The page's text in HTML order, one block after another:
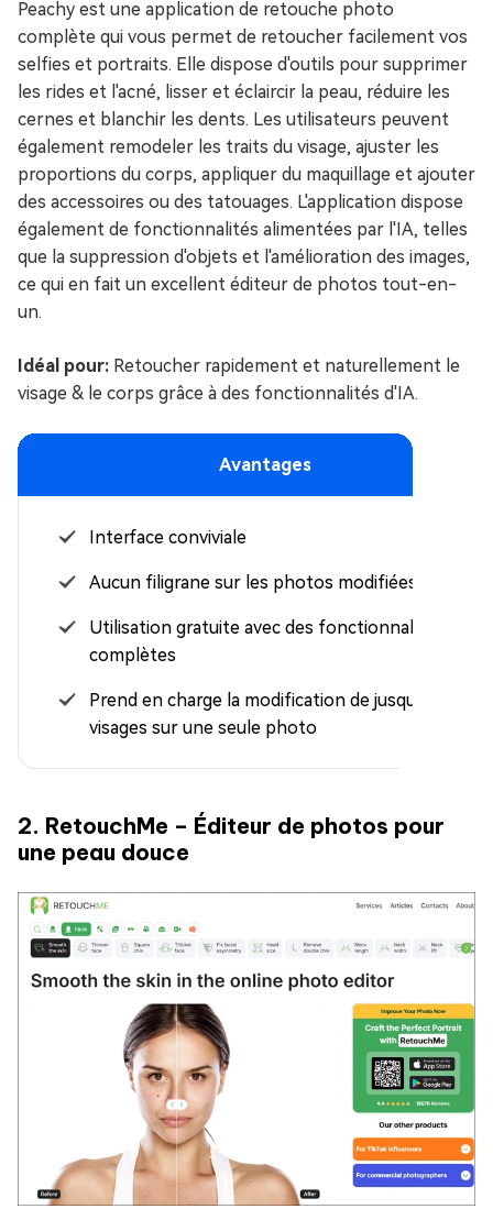
Peachy est une application de retouche photo
complète qui vous permet de retoucher facilement vos
selfies et portraits. Elle dispose d'outils pour supprimer
les rides et l'acné, lisser et éclaircir la peau, réduire les
cernes et blanchir les dents. Les utilisateurs peuvent
également remodeler les traits du visage, ajuster les
proportions du corps, appliquer du maquillage et ajouter
des accessoires ou des tatouages. L'application dispose
également de fonctionnalités alimentées par l'IA, telles
que la suppression d'objets et l'amélioration des images,
ce qui en fait un excellent éditeur de photos tout-en-
un.
Idéal pour: Retoucher rapidement et naturellement le
visage & le corps grâce à des fonctionnalités d'IA.
Avantages
Interface conviviale
Aucun filigrane sur les photos modifiées
Utilisation gratuite avec des fonctionnalités
complètes
Prend en charge la modification de jusqu'à 20
visages sur une seule photo
2. RetouchMe – Éditeur de photos pour
une peau douce